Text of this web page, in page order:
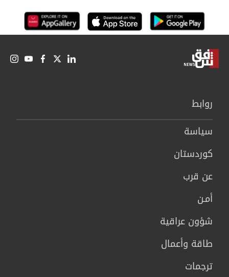
روابط
سیاسة
كوردستان
عن قرب
أمـن
شؤون عراقية
طاقة وأعمال
ترجمات